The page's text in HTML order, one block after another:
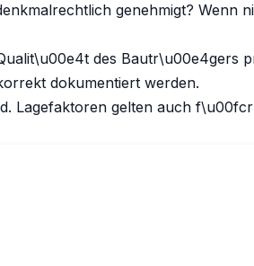
genehmigt? Wenn
des Bautr\u00e4gers
dokumentiert werden.
Lagefaktoren gelten auch